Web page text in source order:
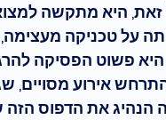
זאת, היא מתקשה
איתה על טכניקה
פשוט הפסיקה
אירוע מסויים,
הנהיג את הדפוס